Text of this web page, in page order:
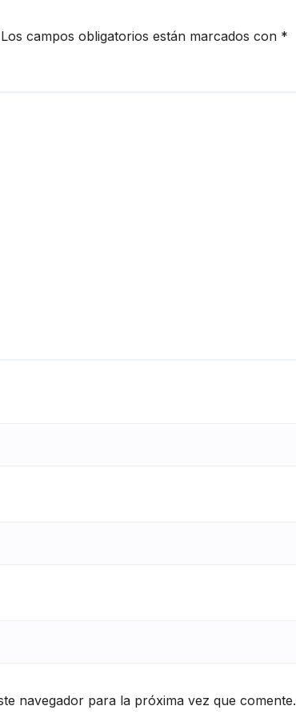
Los campos obligatorios están marcados con *
navegador para la próxima vez que comente.